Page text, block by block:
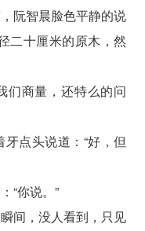
阮智晨脸色平静的说
二十厘米的原木，然
们商量，还特么的问
点头说道：“好，但
“你说。”
间，没人看到，只见